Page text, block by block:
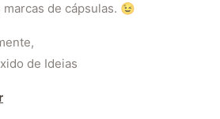
marcas de cápsulas. 😉
de Ideias